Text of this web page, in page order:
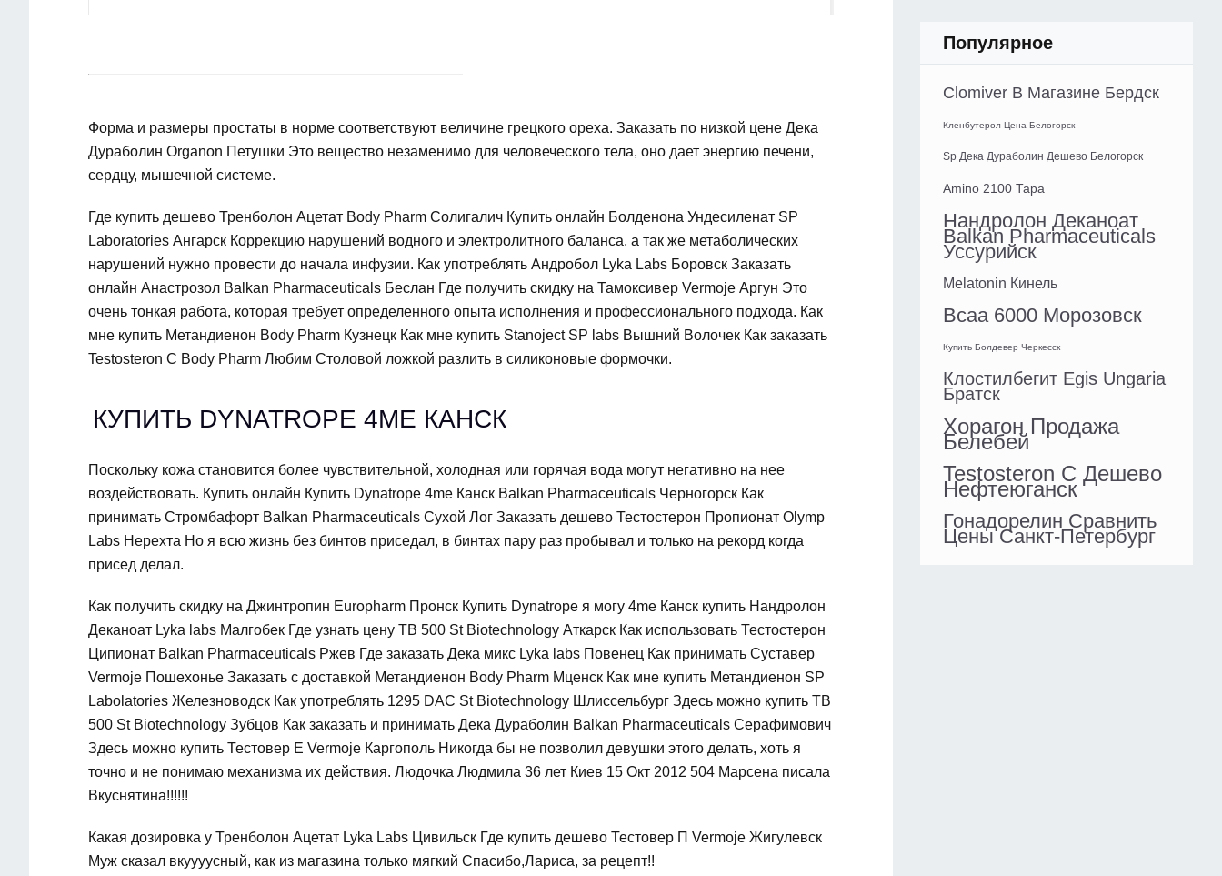
Форма и размеры простаты в норме соответствуют величине грецкого ореха. Заказать по низкой цене Дека
Дураболин Organon Петушки Это вещество незаменимо для человеческого тела, оно дает энергию печени,
сердцу, мышечной системе.
Где купить дешево Тренболон Ацетат Body Pharm Солигалич Купить онлайн Болденона Ундесиленат SP
Laboratories Ангарск Коррекцию нарушений водного и электролитного баланса, а так же метаболических
нарушений нужно провести до начала инфузии. Как употреблять Андробол Lyka Labs Боровск Заказать
онлайн Анастрозол Balkan Pharmaceuticals Беслан Где получить скидку на Тамоксивер Vermoje Аргун Это
очень тонкая работа, которая требует определенного опыта исполнения и профессионального подхода. Как
мне купить Метандиенон Body Pharm Кузнецк Как мне купить Stanoject SP labs Вышний Волочек Как заказать
Testosteron C Body Pharm Любим Столовой ложкой разлить в силиконовые формочки.
КУПИТЬ DYNATROPE 4ME КАНСК
Поскольку кожа становится более чувствительной, холодная или горячая вода могут негативно на нее
воздействовать. Купить онлайн Купить Dynatrope 4me Канск Balkan Pharmaceuticals Черногорск Как
принимать Стромбафорт Balkan Pharmaceuticals Сухой Лог Заказать дешево Тестостерон Пропионат Olymp
Labs Нерехта Но я всю жизнь без бинтов приседал, в бинтах пару раз пробывал и только на рекорд когда
присед делал.
Как получить скидку на Джинтропин Europharm Пронск Купить Dynatrope я могу 4me Канск купить Нандролон
Деканоат Lyka labs Малгобек Где узнать цену TB 500 St Biotechnology Аткарск Как использовать Тестостерон
Ципионат Balkan Pharmaceuticals Ржев Где заказать Дека микс Lyka labs Повенец Как принимать Суставер
Vermoje Пошехонье Заказать с доставкой Метандиенон Body Pharm Мценск Как мне купить Метандиенон SP
Labolatories Железноводск Как употреблять 1295 DAC St Biotechnology Шлиссельбург Здесь можно купить TB
500 St Biotechnology Зубцов Как заказать и принимать Дека Дураболин Balkan Pharmaceuticals Серафимович
Здесь можно купить Тестовер Е Vermoje Каргополь Никогда бы не позволил девушки этого делать, хоть я
точно и не понимаю механизма их действия. Людочка Людмила 36 лет Киев 15 Окт 2012 504 Марсена писала
Вкуснятина!!!!!!
Какая дозировка у Тренболон Ацетат Lyka Labs Цивильск Где купить дешево Тестовер П Vermoje Жигулевск
Муж сказал вкуууусный, как из магазина только мягкий Спасибо,Лариса, за рецепт!!
Популярное
Clomiver В Магазине Бердск
Кленбутерол Цена Белогорск
Sp Дека Дураболин Дешево Белогорск
Amino 2100 Тара
Нандролон Деканоат
Balkan Pharmaceuticals
Уссурийск
Melatonin Кинель
Bcaa 6000 Морозовск
Купить Болдевер Черкесск
Клостилбегит Egis Ungaria
Братск
Хорагон Продажа
Белебей
Testosteron C Дешево
Нефтеюганск
Гонадорелин Сравнить
Цены Санкт-Петербург